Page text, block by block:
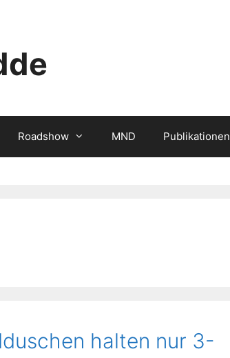
Roadshow MND Publikationen
halten nur 3-